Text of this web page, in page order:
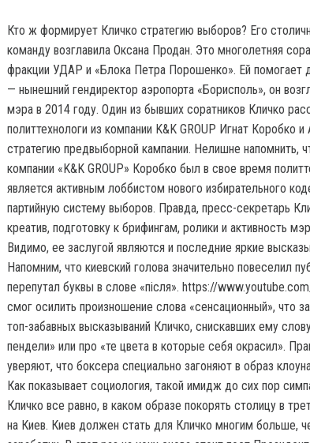
Кто ж формирует Кличко стратегию выборов? Его
команду возглавила Оксана Продан. Это многолетняя
фракции УДАР и «Блока Петра Порошенко». Ей помогает
— нынешний гендиректор аэропорта «Борисполь», он
мэра в 2014 году. Один из бывших соратников Кличко
политтехнологи из компании K&K GROUP Игнат
стратегию предвыборной кампании. Нелишне напомнить,
компании «K&K GROUP» Коробко был в свое время
является активным лоббистом нового избирательного
партийную систему выборов. Правда, пресс-секретарь
креатив, подготовку к брифингам, ролики и активность
Видимо, ее заслугой являются и последние яркие
Напомним, что киевский голова значительно повеселил
перепутал буквы в слове «після». https://
смог осилить произношение слова «сенсационный», что
топ-забавных высказываний Кличко, снискавших ему
пендели» или про «те цвета в которые себя окрасил».
уверяют, что боксера специально загоняют в образ
Как показывает социология, такой имидж до сих пор
Кличко все равно, в каком образе покорять столицу в
на Киев. Киев должен стать для Кличко многим больше,